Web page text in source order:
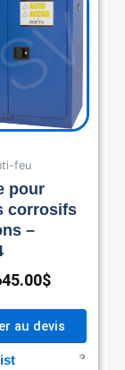
feu
pour
corrosifs
–
$
au devis